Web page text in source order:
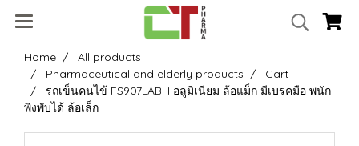
Home
All products
Pharmaceutical and elderly products
Cart
รถเข็นคนไข้ FS907LABH อลูมิเนียม ล้อแม็ก มีเบรคมือ พนัก
พิงพับได้ ล้อเล็ก